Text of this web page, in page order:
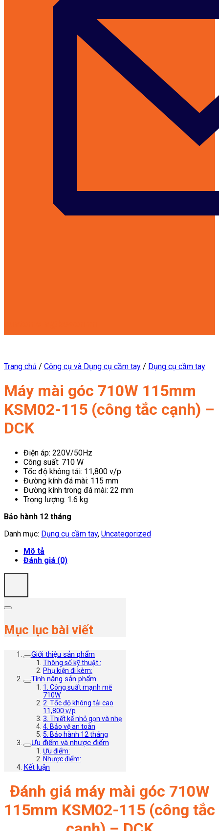
Trang chủ / Công cụ và Dụng cụ cầm tay / Dụng cụ cầm tay
Máy mài góc 710W 115mm
KSM02-115 (công tắc cạnh) –
DCK
Điện áp: 220V/50Hz
Công suất: 710 W
Tốc độ không tải: 11,800 v/p
Đường kính đá mài: 115 mm
Đường kính trong đá mài: 22 mm
Trọng lượng: 1.6 kg
Bảo hành 12 tháng
Danh mục: Dụng cụ cầm tay, Uncategorized
Mô tả
Đánh giá (0)
Mục lục bài viết
Giới thiệu sản phẩm
Thông số kỹ thuật :
Phụ kiện đi kèm:
Tính năng sản phẩm
1. Công suất mạnh mẽ
710W
2. Tốc độ không tải cao
11,800 v/p
3. Thiết kế nhỏ gọn và nhẹ
4. Bảo vệ an toàn
5. Bảo hành 12 tháng
Ưu điểm và nhược điểm
Ưu điểm:
Nhược điểm:
Kết luận
Đánh giá máy mài góc 710W
115mm KSM02-115 (công tắc